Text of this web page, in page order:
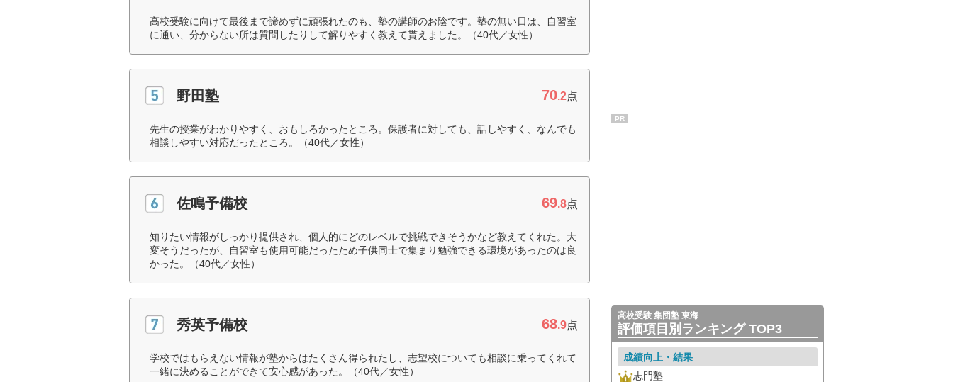
高校受験に向けて最後まで諦めずに頑張れたのも、塾の講師のお陰です。塾の無い日は、自習室
に通い、分からない所は質問したりして解りやすく教えて貰えました。（40代／女性）
野田塾 70.2点
先生の授業がわかりやすく、おもしろかったところ。保護者に対しても、話しやすく、なんでも
相談しやすい対応だったところ。（40代／女性）
佐鳴予備校 69.8点
知りたい情報がしっかり提供され、個人的にどのレベルで挑戦できそうかなど教えてくれた。大
変そうだったが、自習室も使用可能だったため子供同士で集まり勉強できる環境があったのは良
かった。（40代／女性）
秀英予備校 68.9点
学校ではもらえない情報が塾からはたくさん得られたし、志望校についても相談に乗ってくれて
一緒に決めることができて安心感があった。（40代／女性）
PR
高校受験 集団塾 東海
評価項目別ランキング TOP3
成績向上・結果
志門塾